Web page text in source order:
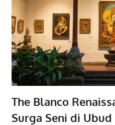
The Blanco
Surga Seni di